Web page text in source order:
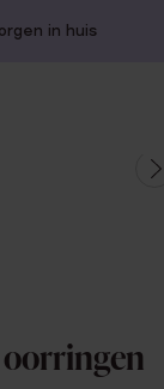
in huis
oorringen